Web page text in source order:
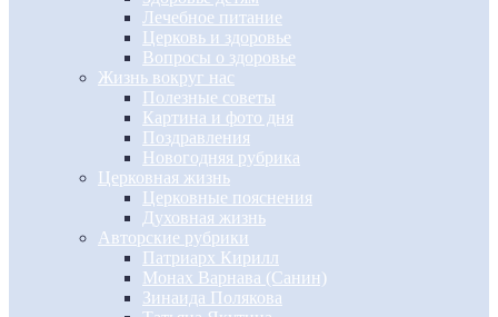
Лечебное питание
Церковь и здоровье
Вопросы о здоровье
Жизнь вокруг нас
Полезные советы
Картина и фото дня
Поздравления
Новогодняя рубрика
Церковная жизнь
Церковные пояснения
Духовная жизнь
Авторские рубрики
Патриарх Кирилл
Монах Варнава (Санин)
Зинаида Полякова